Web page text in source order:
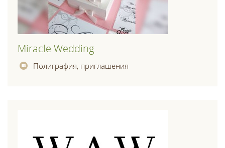
Miracle Wedding
Полиграфия, приглашения